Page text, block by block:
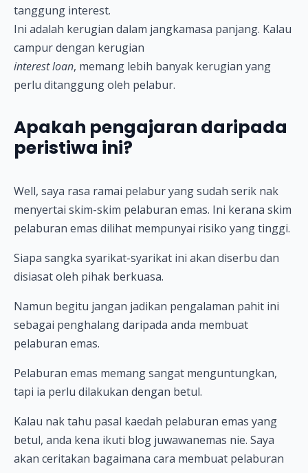
tanggung interest.
Ini adalah kerugian dalam jangkamasa panjang. Kalau
campur dengan kerugian
interest loan, memang lebih banyak kerugian yang
perlu ditanggung oleh pelabur.
Apakah pengajaran daripada
peristiwa ini?
Well, saya rasa ramai pelabur yang sudah serik nak
menyertai skim-skim pelaburan emas. Ini kerana skim
pelaburan emas dilihat mempunyai risiko yang tinggi.
Siapa sangka syarikat-syarikat ini akan diserbu dan
disiasat oleh pihak berkuasa.
Namun begitu jangan jadikan pengalaman pahit ini
sebagai penghalang daripada anda membuat
pelaburan emas.
Pelaburan emas memang sangat menguntungkan,
tapi ia perlu dilakukan dengan betul.
Kalau nak tahu pasal kaedah pelaburan emas yang
betul, anda kena ikuti blog juwawanemas nie. Saya
akan ceritakan bagaimana cara membuat pelaburan